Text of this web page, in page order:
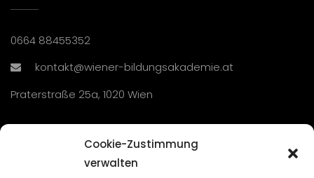
Cookie-Zustimmung
verwalten
0664 88455352
kontakt@wiener-bildungsakademie.at
Praterstraße 25a, 1020 Wien